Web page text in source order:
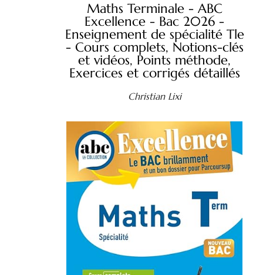
Maths Terminale - ABC
Excellence - Bac 2026 -
Enseignement de spécialité Tle
- Cours complets, Notions-clés
et vidéos, Points méthode,
Exercices et corrigés détaillés
Christian Lixi